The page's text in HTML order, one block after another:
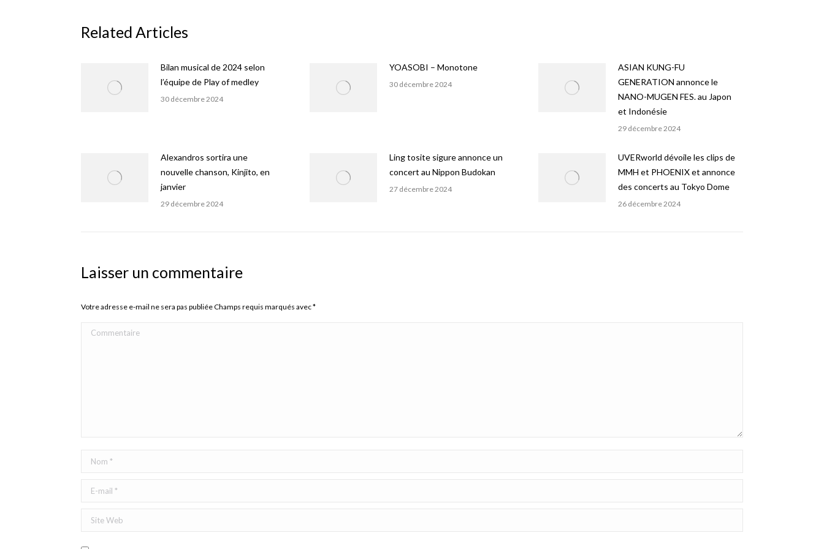
Related Articles
Bilan musical de 2024 selon
l’équipe de Play of medley
30 décembre 2024
YOASOBI – Monotone
30 décembre 2024
ASIAN KUNG-FU
GENERATION annonce le
NANO-MUGEN FES. au Japon
et Indonésie
29 décembre 2024
Alexandros sortira une
nouvelle chanson, Kinjito, en
janvier
29 décembre 2024
Ling tosite sigure annonce un
concert au Nippon Budokan
27 décembre 2024
UVERworld dévoile les clips de
MMH et PHOENIX et annonce
des concerts au Tokyo Dome
26 décembre 2024
Laisser un commentaire
Votre adresse e-mail ne sera pas publiée Champs requis marqués avec*
Commentaire
Nom *
E-mail *
Site Web